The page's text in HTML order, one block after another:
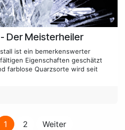
Der Meisterheiler
ist ein bemerkenswerter
Eigenschaften geschätzt
farblose Quarzsorte wird seit
1 2 Weiter